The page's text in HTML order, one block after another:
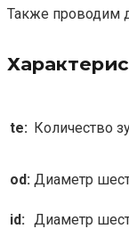
Также проводим
te: Количество
od: Диаметр
id: Диаметр